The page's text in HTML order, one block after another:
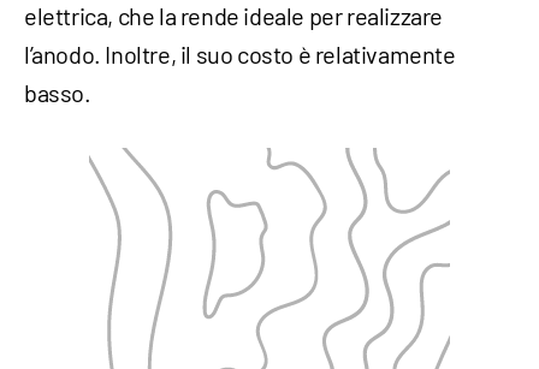
elettrica, che la rende ideale per realizzare
l’anodo. Inoltre, il suo costo è relativamente
basso.